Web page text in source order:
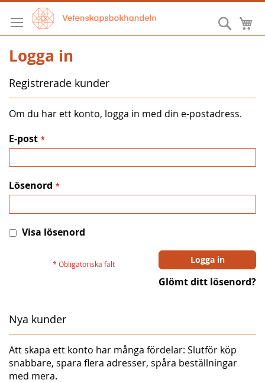
Hoppa
till
innehållet
Sök
Logga in
Registrerade kunder
Om du har ett konto, logga in med din e-postadress.
E-post
Lösenord
Visa lösenord
Logga in
Glömt ditt lösenord?
Nya kunder
Att skapa ett konto har många fördelar: Slutför köp
snabbare, spara flera adresser, spåra beställningar
med mera.